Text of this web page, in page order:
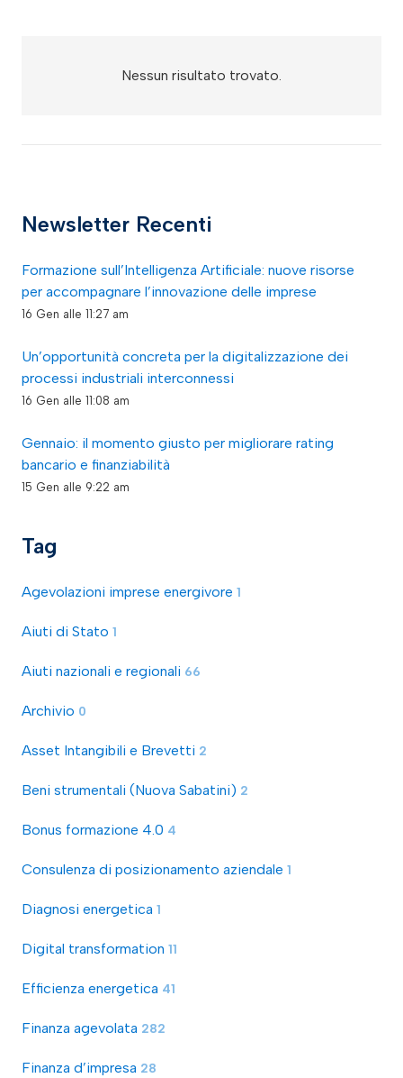
Nessun risultato trovato.
Newsletter Recenti
Formazione sull’Intelligenza Artificiale: nuove risorse
per accompagnare l’innovazione delle imprese
16 Gen alle 11:27 am
Un’opportunità concreta per la digitalizzazione dei
processi industriali interconnessi
16 Gen alle 11:08 am
Gennaio: il momento giusto per migliorare rating
bancario e finanziabilità
15 Gen alle 9:22 am
Tag
Agevolazioni imprese energivore 1
Aiuti di Stato 1
Aiuti nazionali e regionali 66
Archivio 0
Asset Intangibili e Brevetti 2
Beni strumentali (Nuova Sabatini) 2
Bonus formazione 4.0 4
Consulenza di posizionamento aziendale 1
Diagnosi energetica 1
Digital transformation 11
Efficienza energetica 41
Finanza agevolata 282
Finanza d’impresa 28